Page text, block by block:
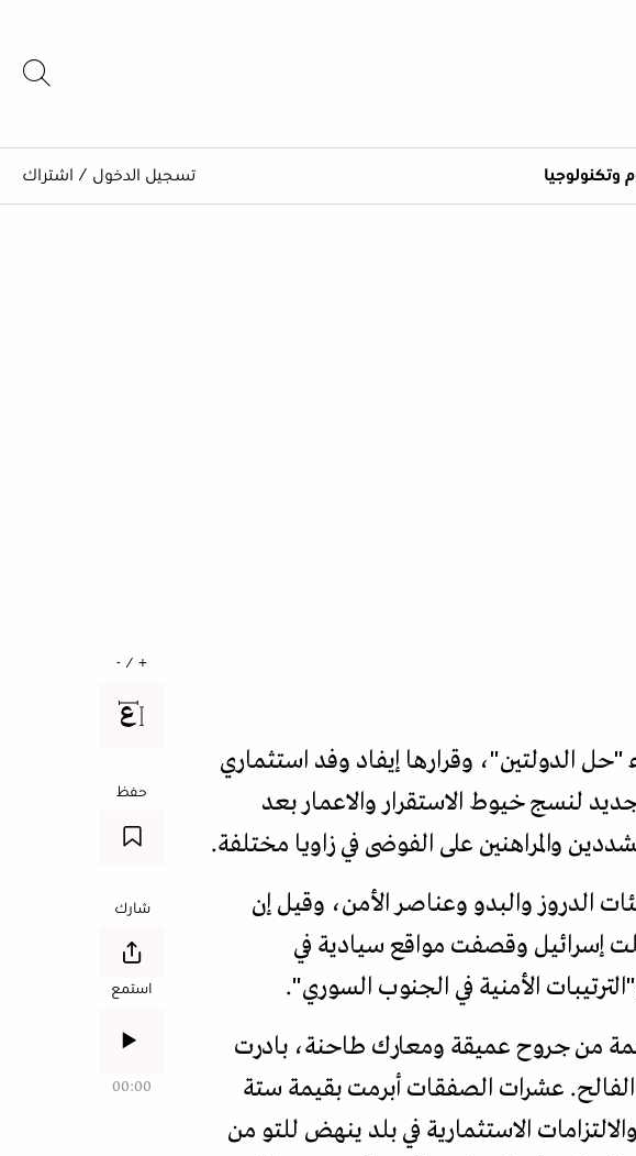
وتكنولوجيا تسجيل الدخول / اشتراك
الدولتين"، وقرارها إيفاد وفد استثماري
لنسج خيوط الاستقرار والاعمار بعد
والمراهنين على الفوضى في زاويا مختلفة.
الدروز والبدو وعناصر الأمن، وقيل إن
المعارك تدخلت إسرائيل وقصفت مواقع سيادية في
الأمنية في الجنوب السوري".
من جروح عميقة ومعارك طاحنة، بادرت
الفالح. عشرات الصفقات أبرمت بقيمة ستة
الاستثمارية في بلد ينهض للتو من
+ / -
حفظ
شارك
استمع
00:00